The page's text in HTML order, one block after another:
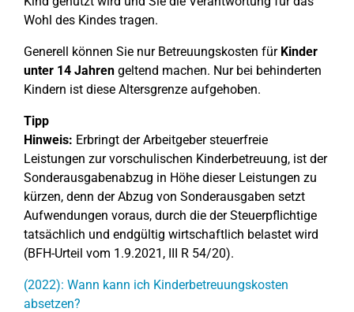
Wohl des Kindes tragen.
Generell können Sie nur Betreuungskosten für Kinder
unter 14 Jahren geltend machen. Nur bei behinderten
Kindern ist diese Altersgrenze aufgehoben.
Tipp
Hinweis: Erbringt der Arbeitgeber steuerfreie
Leistungen zur vorschulischen Kinderbetreuung, ist der
Sonderausgabenabzug in Höhe dieser Leistungen zu
kürzen, denn der Abzug von Sonderausgaben setzt
Aufwendungen voraus, durch die der Steuerpflichtige
tatsächlich und endgültig wirtschaftlich belastet wird
(BFH-Urteil vom 1.9.2021, III R 54/20).
(2022): Wann kann ich Kinderbetreuungskosten
absetzen?